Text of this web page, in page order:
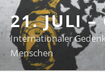
Zum
Inhalt
springen
21. JULI –
Internationaler
Menschen